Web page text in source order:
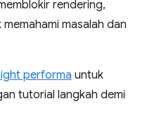
rendering,
masalah dan
performa untuk
tutorial langkah demi